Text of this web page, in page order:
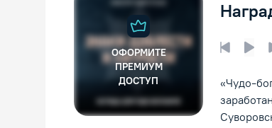
ОФОРМИТЕ
ПРЕМИУМ
ДОСТУП
«Чудо-